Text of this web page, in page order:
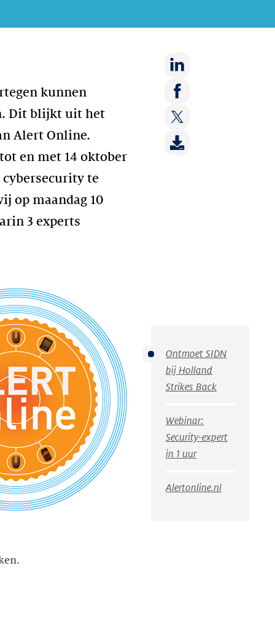
kunnen
Dit blijkt uit het
Alert Online.
en met 14 oktober
cybersecurity te
op maandag 10
3 experts
Deel
op:
LinkedIn
Deel
Facebook
Deel
op:
Ontmoet SIDN
bij Holland
Strikes Back
Webinar:
Security-expert
in 1 uur
Alertonline.nl